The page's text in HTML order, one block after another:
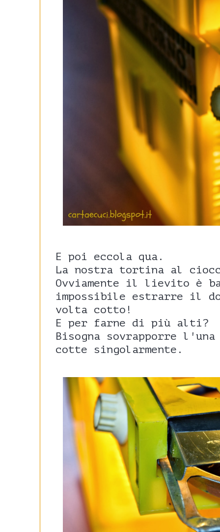
E poi eccola qua.
La nostra tortina al
Ovviamente il lievito è
impossibile estrarre il
volta cotto!
E per farne di più alti?
Bisogna sovrapporre
cotte singolarmente.